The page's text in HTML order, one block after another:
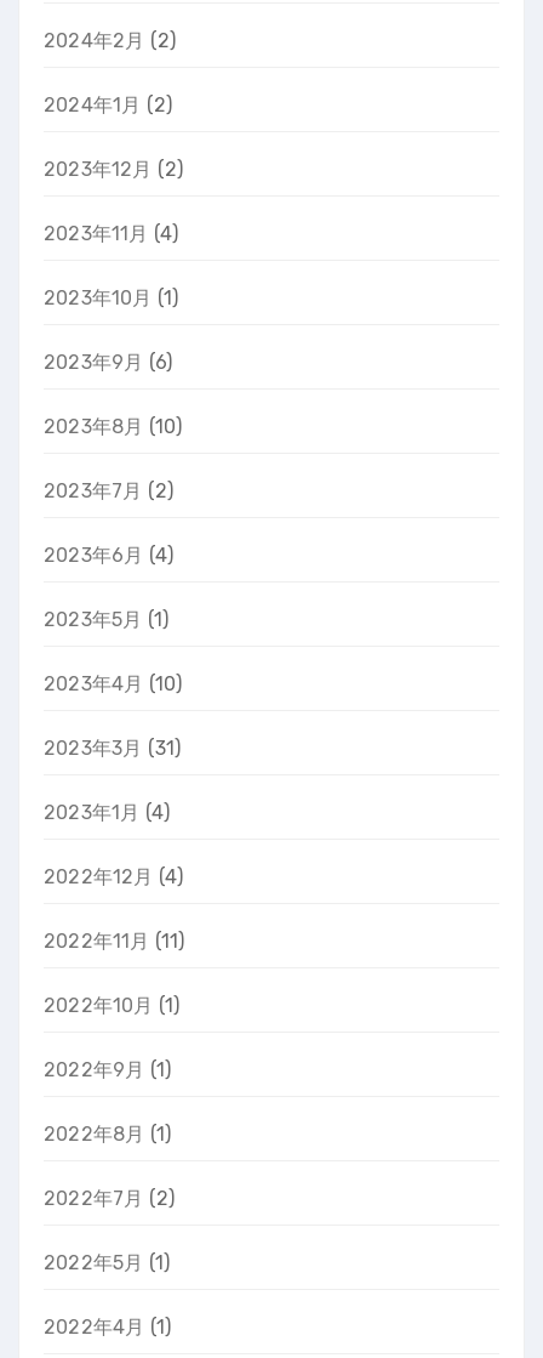
2024年2月 (2)
2024年1月 (2)
2023年12月 (2)
2023年11月 (4)
2023年10月 (1)
2023年9月 (6)
2023年8月 (10)
2023年7月 (2)
2023年6月 (4)
2023年5月 (1)
2023年4月 (10)
2023年3月 (31)
2023年1月 (4)
2022年12月 (4)
2022年11月 (11)
2022年10月 (1)
2022年9月 (1)
2022年8月 (1)
2022年7月 (2)
2022年5月 (1)
2022年4月 (1)